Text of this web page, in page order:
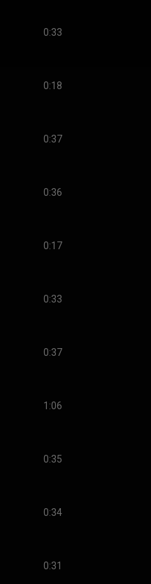
0:33
0:18
0:37
0:36
0:17
0:33
0:37
1:06
0:35
0:34
0:31